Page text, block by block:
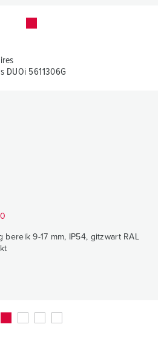
DUOi 5611306G
bereik 9-17 mm, IP54, gitzwart RAL